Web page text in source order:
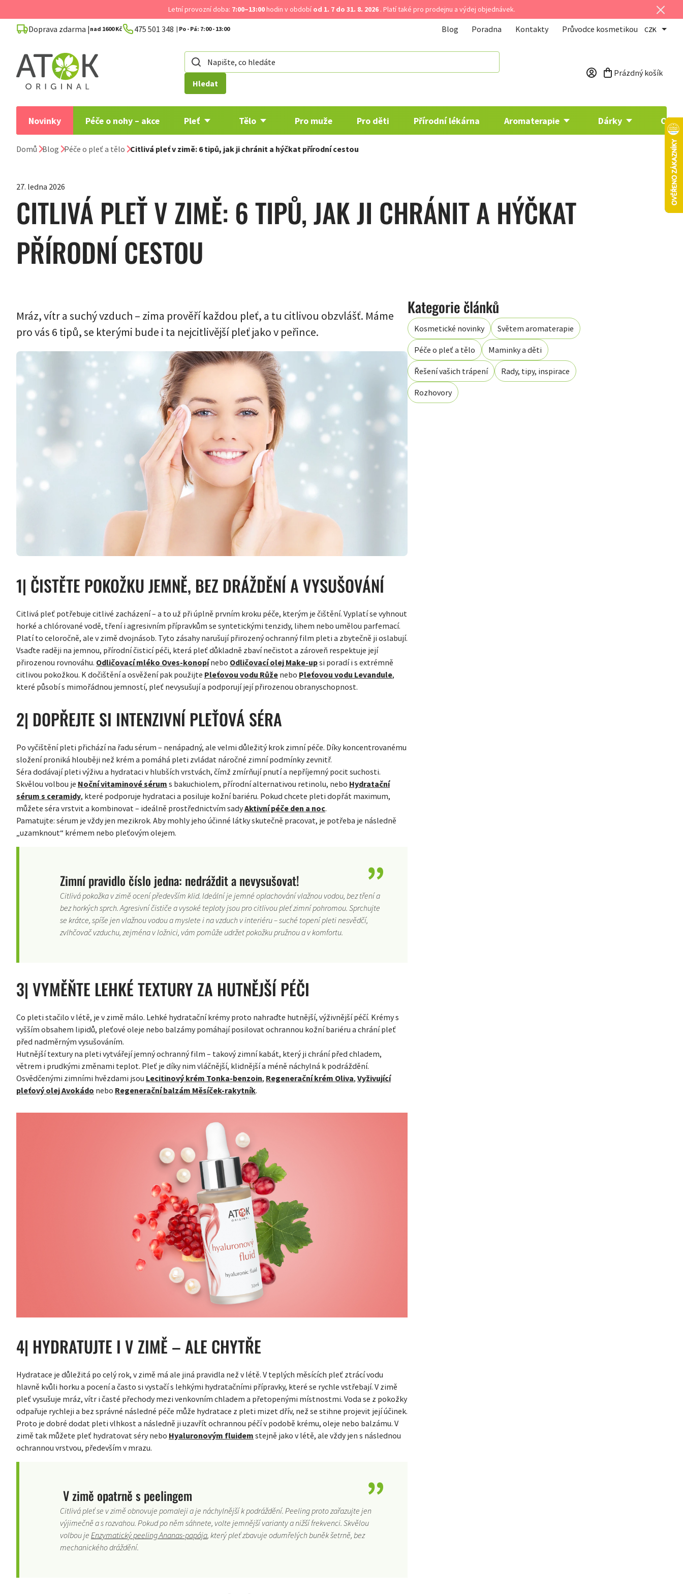
na
obsah
Letní provozní doba: 7:00–13:00hodin v obdobíod 1. 7 do 31. 8. 2026. Platí také pro prodejnu a výdej objednávek.
Doprava zdarma | nad 1600 Kč 475 501 348 Blog Poradna Kontakty Průvodce kosmetikou CZK
Hledat
Nákupní košík
Prázdný košík
Novinky Péče o nohy – akce Pleť Tělo Pro muže Pro děti Přírodní lékárna Aromaterapie Dárky
Domů Blog Péče o pleť a tělo Citlivá pleť v zimě: 6 tipů, jak ji chránit a hýčkat přírodní cestou
27. ledna 2026
CITLIVÁ PLEŤ V ZIMĚ: 6 TIPŮ, JAK JI CHRÁNIT A HÝČKAT
PŘÍRODNÍ CESTOU
Mráz, vítr a suchý vzduch – zima prověří každou pleť, a tu citlivou obzvlášť. Máme
pro vás 6 tipů, se kterými bude i ta nejcitlivější pleť jako v peřince.
1| ČISTĚTE POKOŽKU JEMNĚ, BEZ DRÁŽDĚNÍ A VYSUŠOVÁNÍ
Citlivá pleť potřebuje citlivé zacházení – a to už při úplně prvním kroku péče, kterým je čištění. Vyplatí se vyhnout
horké a chlórované vodě, tření i agresivním přípravkům se syntetickými tenzidy, lihem nebo umělou parfemací.
Platí to celoročně, ale v zimě dvojnásob. Tyto zásahy narušují přirozený ochranný film pleti a zbytečně ji oslabují.
Vsaďte raději na jemnou, přírodní čisticí péči, která pleť důkladně zbaví nečistot a zároveň respektuje její
přirozenou rovnováhu. Odličovací mléko Oves-konopínebo Odličovací olej Make-upsi poradí i s extrémně
citlivou pokožkou. K dočištění a osvěžení pak použijte Pleťovou vodu Růže nebo Pleťovou vodu Levandule,
které působí s mimořádnou jemností, pleť nevysušují a podporují její přirozenou obranyschopnost.
2| DOPŘEJTE SI INTENZIVNÍ PLEŤOVÁ SÉRA
Po vyčištění pleti přichází na řadu sérum – nenápadný, ale velmi důležitý krok zimní péče. Díky koncentrovanému
složení proniká hlouběji než krém a pomáhá pleti zvládat náročné zimní podmínky zevnitř.
Séra dodávají pleti výživu a hydrataci v hlubších vrstvách, čímž zmírňují pnutí a nepříjemný pocit suchosti.
Skvělou volbou je Noční vitaminové sérum s bakuchiolem, přírodní alternativou retinolu, nebo Hydratační
sérum s ceramidy, které podporuje hydrataci a posiluje kožní bariéru. Pokud chcete pleti dopřát maximum,
můžete séra vrstvit a kombinovat – ideálně prostřednictvím sadyAktivní péče den a noc.
Pamatujte: sérum je vždy jen mezikrok. Aby mohly jeho účinné látky skutečně pracovat, je potřeba je následně
„uzamknout“ krémem nebo pleťovým olejem.
Zimní pravidlo číslo jedna: nedráždit a nevysušovat!
Citlivá pokožka v zimě ocení především klid. Ideální je jemné oplachování vlažnou vodou, bez tření a
bez horkých sprch. Agresivní čističe a vysoké teploty jsou pro citlivou pleť zimní pohromou. Sprchujte
se krátce, spíše jen vlažnou vodou a myslete i na vzduch v interiéru – suché topení pleti nesvědčí,
zvlhčovač vzduchu, zejména v ložnici, vám pomůže udržet pokožku pružnou a v komfortu.
3| VYMĚŇTE LEHKÉ TEXTURY ZA HUTNĚJŠÍ PÉČI
Co pleti stačilo v létě, je v zimě málo. Lehké hydratační krémy proto nahraďte hutnější, výživnější péčí. Krémy s
vyšším obsahem lipidů, pleťové oleje nebo balzámy pomáhají posilovat ochrannou kožní bariéru a chrání pleť
před nadměrným vysušováním.
Hutnější textury na pleti vytvářejí jemný ochranný film – takový zimní kabát, který ji chrání před chladem,
větrem i prudkými změnami teplot. Pleť je díky nim vláčnější, klidnější a méně náchylná k podráždění.
Osvědčenými zimními hvězdami jsou Lecitinový krém Tonka-benzoin, Regenerační krém Oliva, Vyživující
pleťový olej Avokádo nebo Regenerační balzám Měsíček-rakytník.
4| HYDRATUJTE I V ZIMĚ – ALE CHYTŘE
Hydratace je důležitá po celý rok, v zimě má ale jiná pravidla než v létě. V teplých měsících pleť ztrácí vodu
hlavně kvůli horku a pocení a často si vystačí s lehkými hydratačními přípravky, které se rychle vstřebají. V zimě
pleť vysušuje mráz, vítr i časté přechody mezi venkovním chladem a přetopenými místnostmi. Voda se z pokožky
odpařuje rychleji a bez správné následné péče může hydratace z pleti mizet dřív, než se stihne projevit její účinek.
Proto je dobré dodat pleti vlhkost a následně ji uzavřít ochrannou péčí v podobě krému, oleje nebo balzámu. V
zimě tak můžete pleť hydratovat séry nebo Hyaluronovým fluidem stejně jako v létě, ale vždy jen s následnou
ochrannou vrstvou, především v mrazu.
V zimě opatrně s peelingem
Citlivá pleť se v zimě obnovuje pomaleji a je náchylnější k podráždění. Peeling proto zařazujte jen
výjimečně a s rozvahou. Pokud po něm sáhnete, volte jemnější varianty a nižší frekvenci. Skvělou
volbou je Enzymatický peeling Ananas-papája, který pleť zbavuje odumřelých buněk šetrně, bez
mechanického dráždění.
Kosmetické novinky Světem aromaterapie
Péče o pleť a tělo Maminky a děti
Řešení vašich trápení Rady, tipy, inspirace
Rozhovory